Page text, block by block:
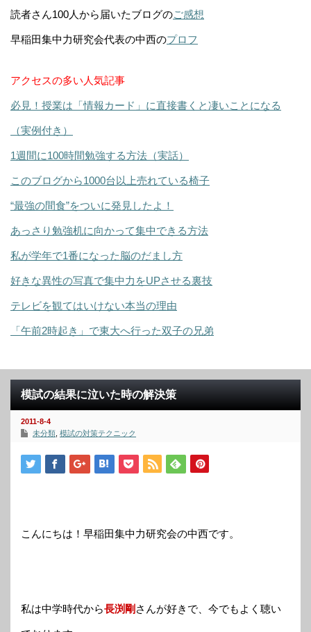
読者さん100人から届いたブログのご感想
早稲田集中力研究会代表の中西のプロフ
アクセスの多い人気記事
必見！授業は「情報カード」に直接書くと凄いことになる
（実例付き）
1週間に100時間勉強する方法（実話）
このブログから1000台以上売れている椅子
“最強の間食”をついに発見したよ！
あっさり勉強机に向かって集中できる方法
私が学年で1番になった脳のだまし方
好きな異性の写真で集中力をUPさせる裏技
テレビを観てはいけない本当の理由
「午前2時起き」で東大へ行った双子の兄弟
模試の結果に泣いた時の解決策
2011-8-4
未分類 模試の対策テクニック
こんにちは！早稲田集中力研究会の中西です。
私は中学時代から長渕剛 さんが好きで、今でもよく聴い